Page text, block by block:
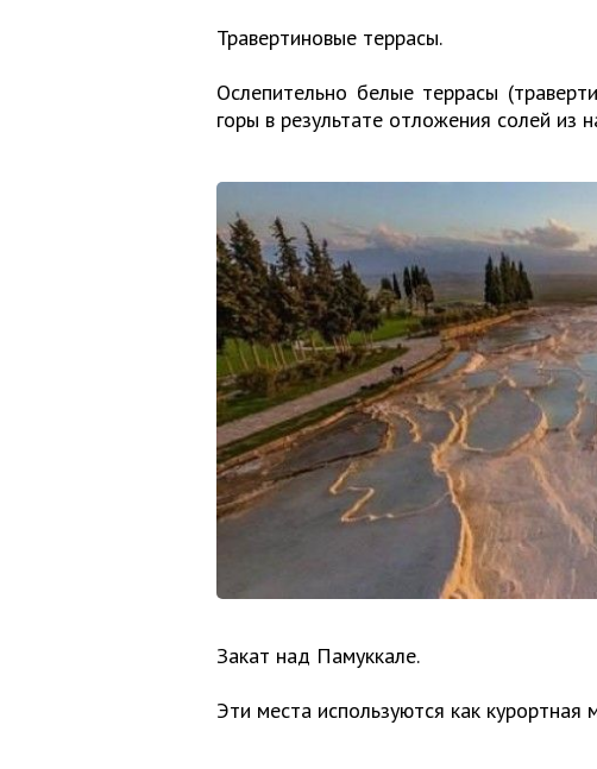
Травертиновые террасы.
Ослепительно белые террасы
горы в результате отложения солей из
Закат над Памуккале.
Эти места используются как курортная